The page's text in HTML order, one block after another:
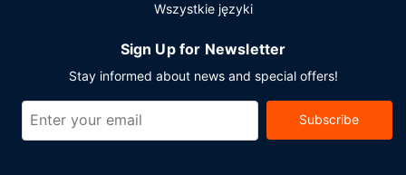
Wszystkie języki
Sign Up for Newsletter
Stay informed about news and special offers!
Subscribe